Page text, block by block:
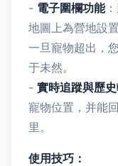
- 電子圍欄功能
地圖上為營地設
一旦寵物超出，
于未然。
- 實時追蹤與歷
寵物位置，并能
里。
使用技巧：